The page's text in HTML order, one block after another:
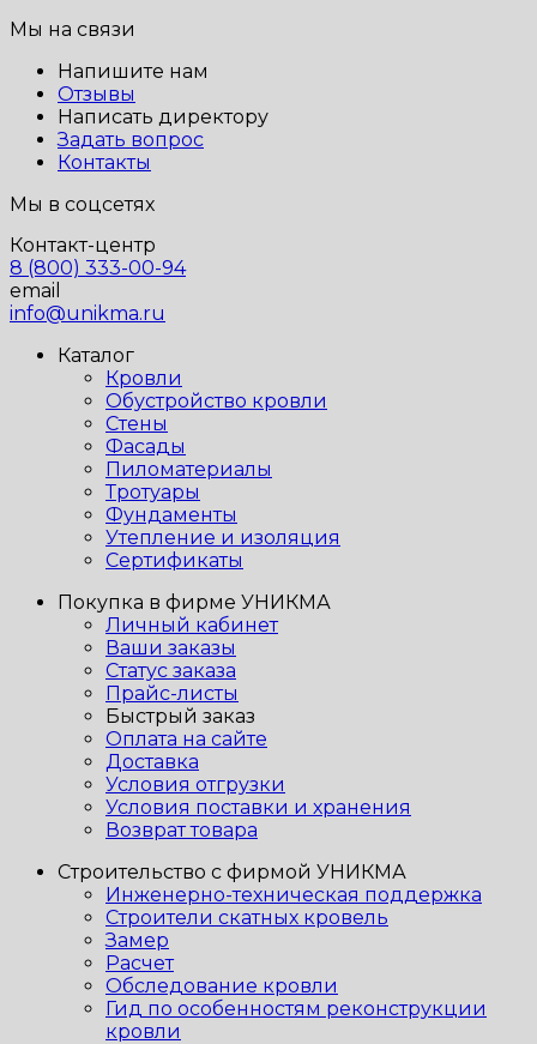
Мы на связи
Напишите нам
Отзывы
Написать директору
Задать вопрос
Контакты
Мы в соцсетях
Контакт-центр
8 (800) 333-00-94
email
info@unikma.ru
Каталог
Кровли
Обустройство кровли
Стены
Фасады
Пиломатериалы
Тротуары
Фундаменты
Утепление и изоляция
Сертификаты
Покупка в фирме УНИКМА
Личный кабинет
Ваши заказы
Статус заказа
Прайс-листы
Быстрый заказ
Оплата на сайте
Доставка
Условия отгрузки
Условия поставки и хранения
Возврат товара
Строительство с фирмой УНИКМА
Инженерно-техническая поддержка
Строители скатных кровель
Замер
Расчет
Обследование кровли
Гид по особенностям реконструкции
кровли